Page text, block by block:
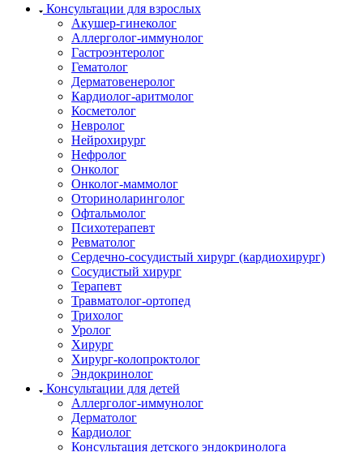
Консультации для взрослых
Акушер-гинеколог
Аллерголог-иммунолог
Гастроэнтеролог
Гематолог
Дерматовенеролог
Кардиолог-аритмолог
Косметолог
Невролог
Нейрохирург
Нефролог
Онколог
Онколог-маммолог
Оториноларинголог
Офтальмолог
Психотерапевт
Ревматолог
Сердечно-сосудистый хирург (кардиохирург)
Сосудистый хирург
Терапевт
Травматолог-ортопед
Трихолог
Уролог
Хирург
Хирург-колопроктолог
Эндокринолог
Консультации для детей
Аллерголог-иммунолог
Дерматолог
Кардиолог
Консультация детского эндокринолога